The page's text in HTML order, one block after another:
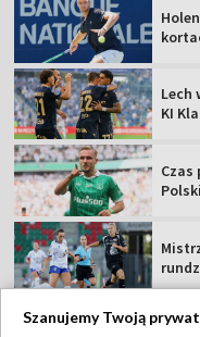
Lech
KI
Czas
Szanujemy Twoją